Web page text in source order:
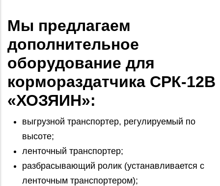
Мы предлагаем
дополнительное
оборудование для
кормораздатчика СРК-12В
«ХОЗЯИН»:
выгрузной транспортер, регулируемый по
высоте;
ленточный транспортер;
разбрасывающий ролик (устанавливается с
ленточным транспортером);